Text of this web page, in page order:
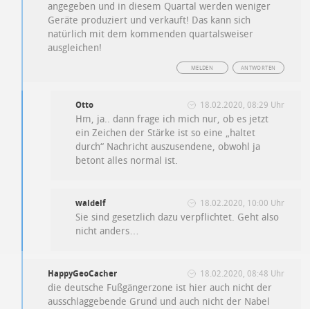
angegeben und in diesem Quartal werden weniger
Geräte produziert und verkauft! Das kann sich
natürlich mit dem kommenden quartalsweiser
ausgleichen!
ANTWORTEN
MELDEN
Otto 18.02.2020, 08:29 Uhr
Hm, ja.. dann frage ich mich nur, ob es jetzt
ein Zeichen der Stärke ist so eine „haltet
durch“ Nachricht auszusendene, obwohl ja
betont alles normal ist.
waldelf 18.02.2020, 10:00 Uhr
Sie sind gesetzlich dazu verpflichtet. Geht also
nicht anders…
HappyGeoCacher 18.02.2020, 08:48 Uhr
die deutsche Fußgängerzone ist hier auch nicht der
ausschlaggebende Grund und auch nicht der Nabel